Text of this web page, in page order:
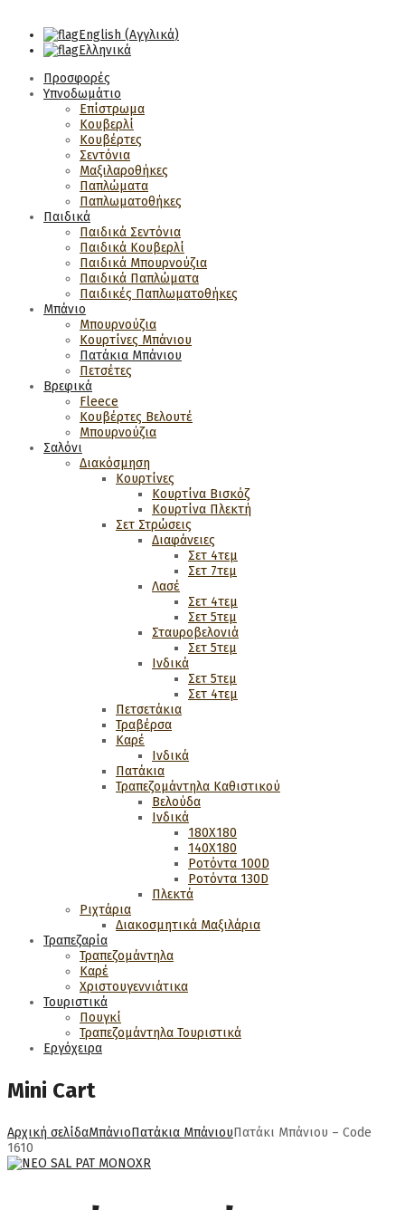
English (Αγγλικά)
Ελληνικά
Προσφορές
Υπνοδωμάτιο
Επίστρωμα
Κουβερλί
Κουβέρτες
Σεντόνια
Μαξιλαροθήκες
Παπλώματα
Παπλωματοθήκες
Παιδικά
Παιδικά Σεντόνια
Παιδικά Κουβερλί
Παιδικά Μπουρνούζια
Παιδικά Παπλώματα
Παιδικές Παπλωματοθήκες
Μπάνιο
Μπουρνούζια
Κουρτίνες Μπάνιου
Πατάκια Μπάνιου
Πετσέτες
Βρεφικά
Fleece
Κουβέρτες Βελουτέ
Μπουρνούζια
Σαλόνι
Διακόσμηση
Κουρτίνες
Κουρτίνα Βισκόζ
Κουρτίνα Πλεκτή
Σετ Στρώσεις
Διαφάνειες
Σετ 4τεμ
Σετ 7τεμ
Λασέ
Σετ 4τεμ
Σετ 5τεμ
Σταυροβελονιά
Σετ 5τεμ
Ινδικά
Σετ 5τεμ
Σετ 4τεμ
Πετσετάκια
Τραβέρσα
Καρέ
Ινδικά
Πατάκια
Τραπεζομάντηλα Καθιστικού
Βελούδα
Ινδικά
180Χ180
140Χ180
Ροτόντα 100D
Ροτόντα 130D
Πλεκτά
Ριχτάρια
Διακοσμητικά Μαξιλάρια
Τραπεζαρία
Τραπεζομάντηλα
Καρέ
Χριστουγεννιάτικα
Τουριστικά
Πουγκί
Τραπεζομάντηλα Τουριστικά
Εργόχειρα
Mini Cart
Αρχική σελίδαΜπάνιοΠατάκια ΜπάνιουΠατάκι Μπάνιου – Code
1610